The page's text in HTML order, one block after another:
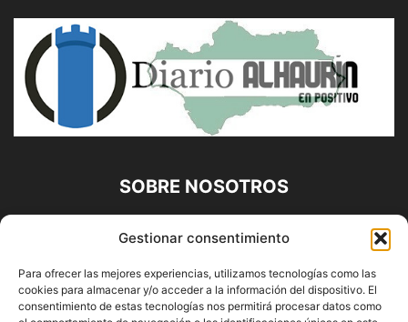
Gestionar consentimiento
Para ofrecer las mejores experiencias, utilizamos tecnologías como las
cookies para almacenar y/o acceder a la información del dispositivo. El
consentimiento de estas tecnologías nos permitirá procesar datos como
SOBRE NOSOTROS
Diario Alhaurín (www.alhaurindelatorre.com) Propiedad de
Francisco E. López López | 639 95 71 95 | Noticias de
Alhaurín de la Torre, Málaga y Provincia|
Contáctanos:info@alhaurindelatorre.com